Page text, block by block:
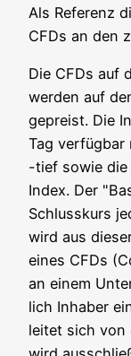
Als Refe­renz
CFDs an den
Die CFDs auf
wer­den auf
gepreist. Die
Tag ver­füg­bar
-tief sowie die
Index. Der
Schluss­kurs
wird aus
eines CFDs
an einem
lich Inha­ber
lei­tet sich von